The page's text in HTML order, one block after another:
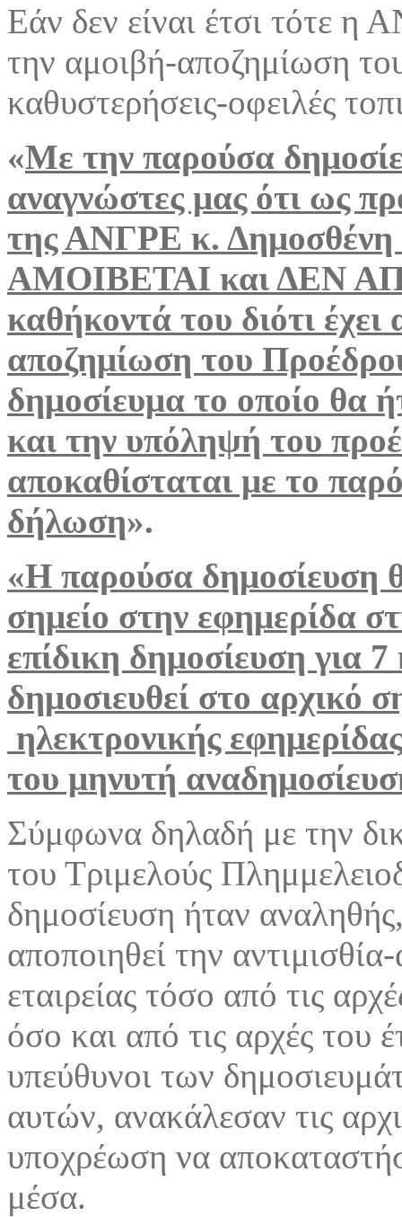
Εάν δεν είναι έτσι τότε
την αμοιβή-αποζημίωση
καθυστερήσεις-οφειλές
«Με την παρούσα
αναγνώστες μας ότι ως
της ΑΝΓΡΕ κ.
ΑΜΟΙΒΕΤΑΙ και ΔΕΝ
καθήκοντά του διότι έχει
αποζημίωση του
δημοσίευμα το οποίο θα
και την υπόληψή του
αποκαθίσταται με το
δήλωση».
«Η παρούσα δημοσίευση
σημείο στην εφημερίδα
επίδικη δημοσίευση για
δημοσιευθεί στο αρχικό
ηλεκτρονικής
του μηνυτή
Σύμφωνα δηλαδή με την
του Τριμελούς
δημοσίευση ήταν
αποποιηθεί την
εταιρείας τόσο από τις
όσο και από τις αρχές του
υπεύθυνοι των
αυτών, ανακάλεσαν τις
υποχρέωση να
μέσα.